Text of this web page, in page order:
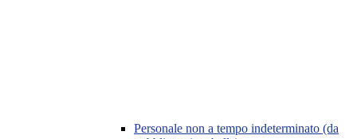
Personale non a tempo indeterminato (da